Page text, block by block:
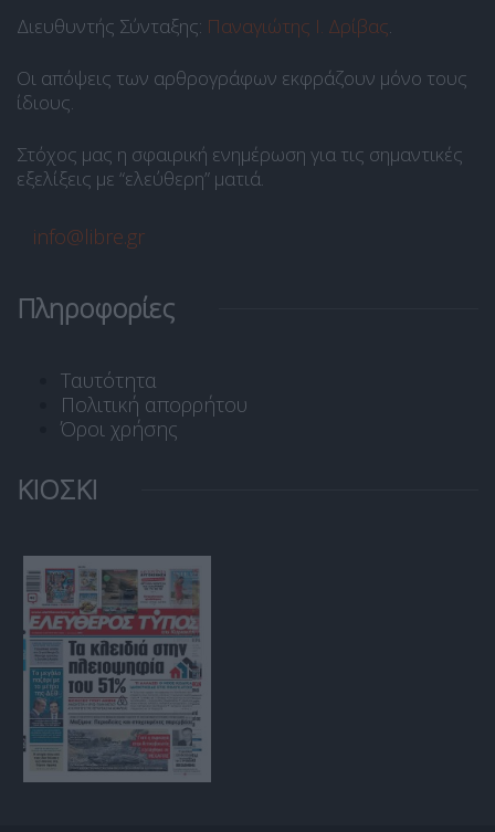
Διευθυντής Σύνταξης: Παναγιώτης Ι. Δρίβας.
Οι απόψεις των αρθρογράφων εκφράζουν μόνο τους
ίδιους.
Στόχος μας η σφαιρική ενημέρωση για τις σημαντικές
εξελίξεις με “ελεύθερη” ματιά.
info@libre.gr
Πληροφορίες
Ταυτότητα
Πολιτική απορρήτου
Όροι χρήσης
ΚΙΟΣΚΙ